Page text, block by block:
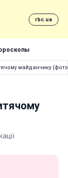
rbc.ua
майданчику